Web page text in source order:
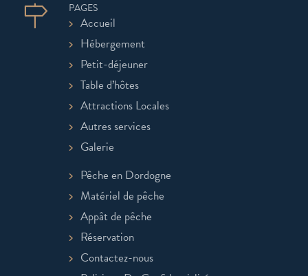
PAGES
Accueil
Hébergement
Petit-déjeuner
Table d’hôtes
Attractions Locales
Autres services
Galerie
Pêche en Dordogne
Matériel de pêche
Appât de pêche
Réservation
Contactez-nous